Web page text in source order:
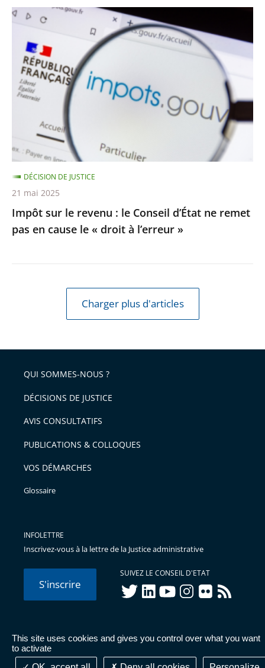
This site uses cookies and gives you control over what you want
to activate
juge
irrecevables
recours
d’associations
contr...
Impôt
revenu
le
d’État
ne
remet
pas
en
cause
le
Impôt sur le revenu : le Conseil d’État ne remet
pas en cause le « droit à l’erreur »
DÉCISION DE JUSTICE
21 mai 2025
Charger plus d'articles
QUI SOMMES-NOUS ?
DÉCISIONS DE JUSTICE
AVIS CONSULTATIFS
PUBLICATIONS & COLLOQUES
VOS DÉMARCHES
Glossaire
INFOLETTRE
Inscrivez-vous à la lettre de la Justice administrative
S'inscrire
SUIVEZ LE CONSEIL D'ETAT
twitterlinkedInyoutubeinstagram
flickr rss
© Conseil d'État 2026 - Mentions légales
Données
personnelles-Publications administratives-Accessibilité :
partiellement conforme